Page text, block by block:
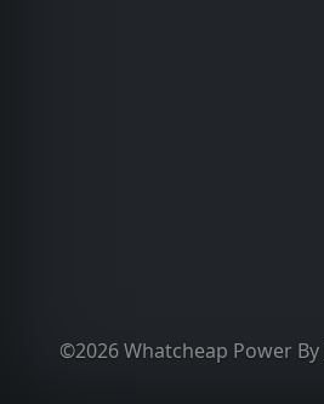
©2026 Whatcheap Power By